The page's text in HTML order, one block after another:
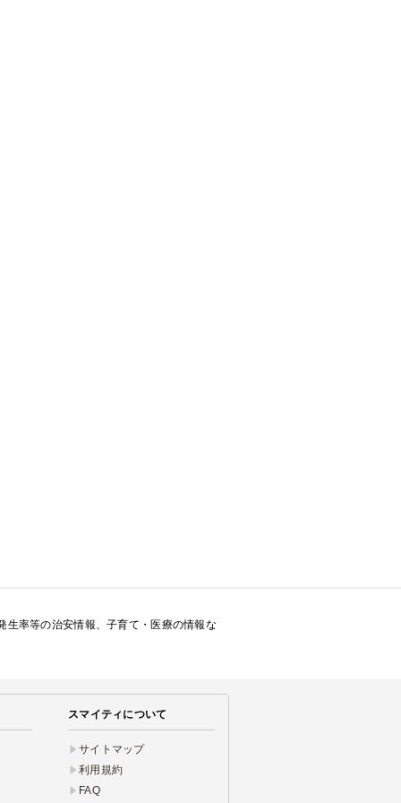
生率等の治安情報、子育て・医療の情報な
スマイティについて
サイトマップ
利用規約
FAQ